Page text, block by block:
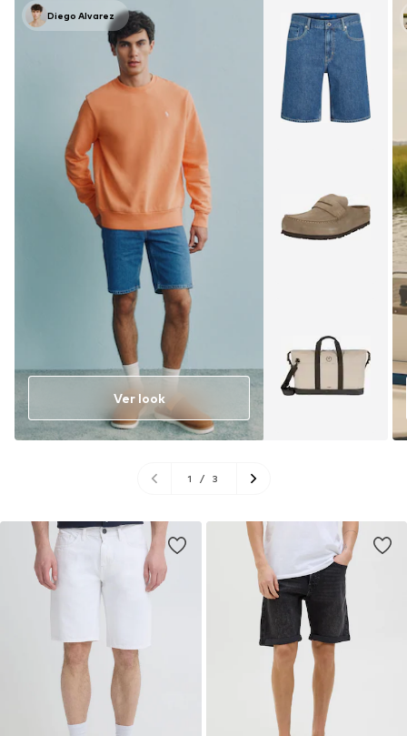
Diego Alvarez
Ver look
1 / 3